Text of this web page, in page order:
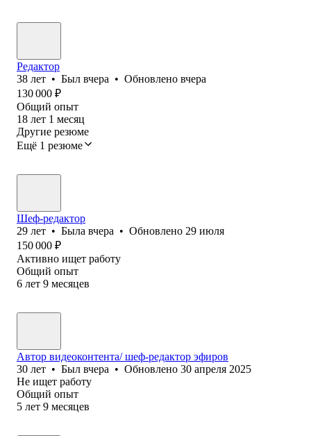
Редактор
38 лет • Был вчера • Обновлено вчера
130 000 ₽
Общий опыт
18 лет 1 месяц
Другие резюме
Ещё 1 резюме
Шеф-редактор
29 лет • Была вчера • Обновлено 29 июля
150 000 ₽
Активно ищет работу
Общий опыт
6 лет 9 месяцев
Автор видеоконтента/ шеф-редактор эфиров
30 лет • Был вчера • Обновлено 30 апреля 2025
Не ищет работу
Общий опыт
5 лет 9 месяцев